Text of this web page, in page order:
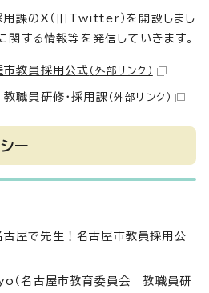
用課のX（旧Twitter）を開設しまし
する情報等を発信していきます。
教員採用公式 （外部リンク）
職員研修・採用課 （外部リンク）
ー
屋で先生！名古屋市教員採用公
名古屋市教育委員会 教職員研